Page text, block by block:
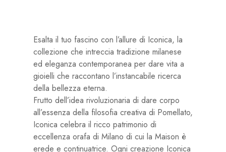
Esalta il tuo fascino con l’allure di Iconica, la
collezione che intreccia tradizione milanese
ed eleganza contemporanea per dare vita a
gioielli che raccontano l’instancabile ricerca
della bellezza eterna.
Frutto dell’idea rivoluzionaria di dare corpo
all’essenza della filosofia creativa di Pomellato,
Iconica celebra il ricco patrimonio di
eccellenza orafa di Milano di cui la Maison è
erede e continuatrice. Ogni creazione Iconica